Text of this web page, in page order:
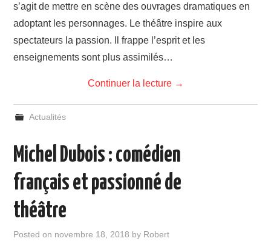
s’agit de mettre en scène des ouvrages dramatiques en
adoptant les personnages. Le théâtre inspire aux
spectateurs la passion. Il frappe l’esprit et les
enseignements sont plus assimilés…
Continuer la lecture →
Actualités
Michel Dubois : comédien
français et passionné de
théâtre
Posted on novembre 18, 2018 by Robert